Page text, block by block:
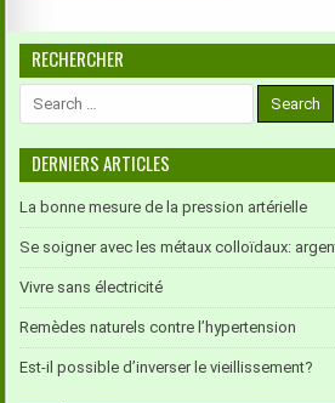
RECHERCHER
DERNIERS ARTICLES
La bonne mesure de la pression artérielle
Se soigner avec les métaux colloïdaux:
Vivre sans électricité
Remèdes naturels contre l’hypertension
Est-il possible d’inverser le vieillissement?